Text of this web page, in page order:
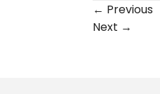
← Previous
Next →